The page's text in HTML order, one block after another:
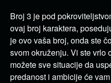
Broj 3 je pod
ovaj broj karaktera,
je ovo vaša broj, onda ste
svom okruženju. Vi ste vrlo
možete sve situacije da
predanost i ambicije će